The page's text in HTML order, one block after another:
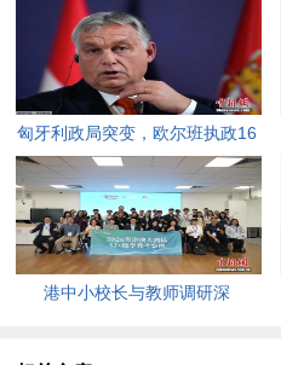
匈牙利政局突变，欧尔班执政16
年终结。
港中小校长与教师调研深